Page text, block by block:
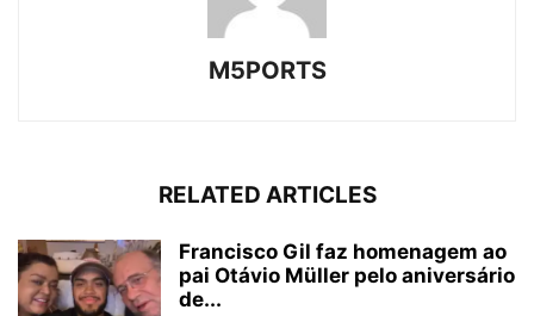
M5PORTS
RELATED ARTICLES
Francisco Gil faz homenagem ao
pai Otávio Müller pelo aniversário
de...